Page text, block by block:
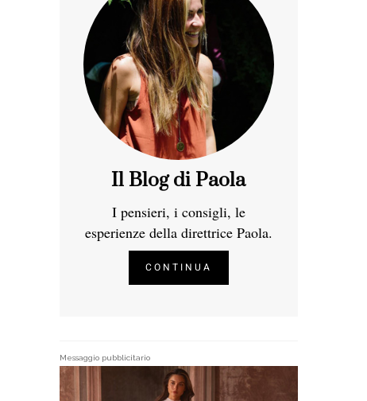
Il Blog di Paola
I pensieri, i consigli, le
esperienze della direttrice Paola.
CONTINUA
Messaggio pubblicitario